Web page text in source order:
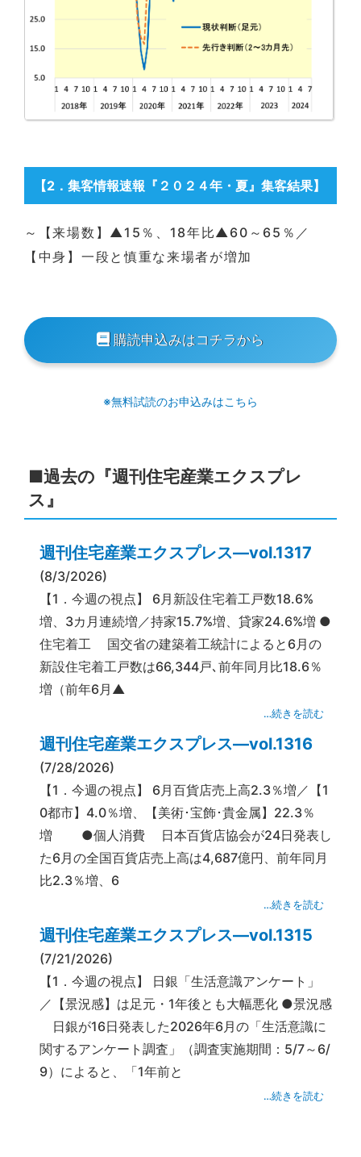
【2 ．集客情報速報『２０２４年・夏』集客結果】
～【来場数】▲15％、18年比▲60～65％／
【中身】一段と慎重な来場者が増加
購読申込みはコチラから
※無料試読のお申込みはこちら
■過去の『週刊住宅産業エクスプレ
ス』
週刊住宅産業エクスプレス―vol.1317
(8/3/2026)
【1．今週の視点】 6月新設住宅着工戸数18.6%
増、3カ月連続増／持家15.7%増、貸家24.6%増 ●
住宅着工 国交省の建築着工統計によると6月の
新設住宅着工戸数は66,344戸､前年同月比18.6％
増（前年6月▲
…続きを読む
週刊住宅産業エクスプレス―vol.1316
(7/28/2026)
【1．今週の視点】 6月百貨店売上高2.3％増／【1
0都市】4.0％増、【美術･宝飾･貴金属】22.3％
増 ●個人消費 日本百貨店協会が24日発表し
た6月の全国百貨店売上高は4,687億円、前年同月
比2.3％増、6
…続きを読む
週刊住宅産業エクスプレス―vol.1315
(7/21/2026)
【1．今週の視点】 日銀「生活意識アンケート」
／【景況感】は足元・1年後とも大幅悪化 ●景況感
日銀が16日発表した2026年6月の「生活意識に
関するアンケート調査」（調査実施期間：5/7～6/
9）によると、「1年前と
…続きを読む